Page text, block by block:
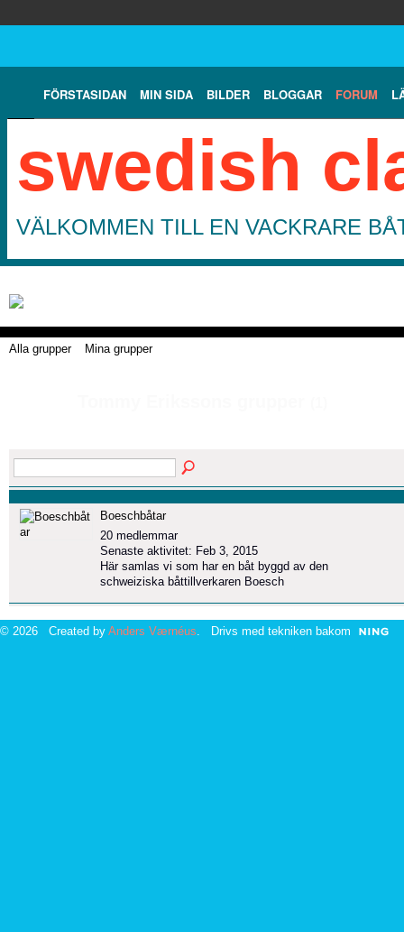
FÖRSTASIDAN MIN SIDA BILDER BLOGGAR FORUM
swedish
VÄLKOMMEN TILL EN VACKRARE
Alla grupper Mina grupper
Boeschbåtar
20 medlemmar
Senaste aktivitet: Feb 3, 2015
Här samlas vi som har en båt byggd av den
schweiziska båttillverkaren Boesch
© 2026 Created by Anders Værnéus. Drivs med tekniken bakom